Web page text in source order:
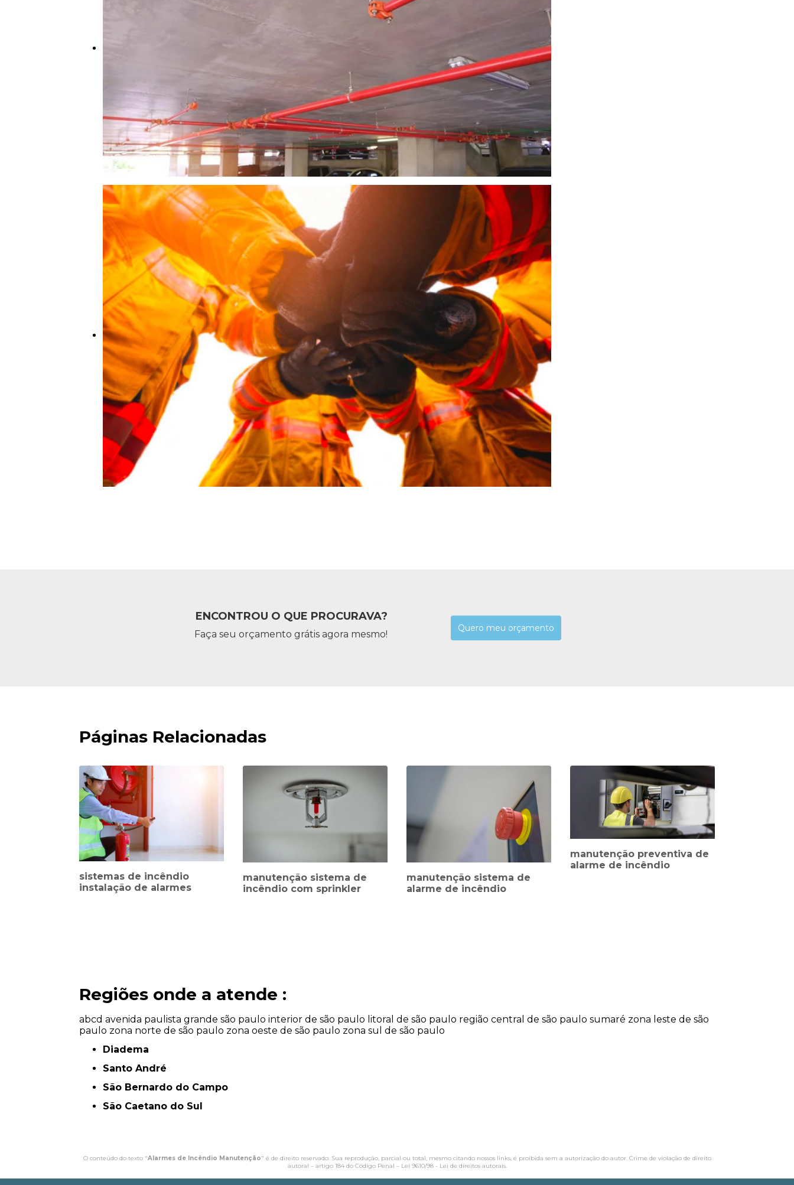
ENCONTROU O QUE PROCURAVA?
Faça seu orçamento grátis agora mesmo!
Quero meu orçamento
Páginas Relacionadas
sistemas de incêndio
instalação de alarmes
manutenção sistema de
incêndio com sprinkler
manutenção sistema de
alarme de incêndio
manutenção preventiva de
alarme de incêndio
Regiões onde a atende :
abcd avenida paulista grande são paulo interior de são paulo litoral de são paulo região central de são paulo sumaré zona leste de são
paulo zona norte de são paulo zona oeste de são paulo zona sul de são paulo
Diadema
Santo André
São Bernardo do Campo
São Caetano do Sul
O conteúdo do texto "Alarmes de Incêndio Manutenção​" é de direito reservado. Sua reprodução, parcial ou total, mesmo citando nossos links, é proibida sem a autorização do autor. Crime de violação de direito
autoral – artigo 184 do Código Penal – Lei 9610/98 - Lei de direitos autorais.